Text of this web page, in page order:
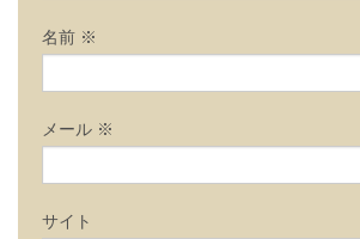
名前 ※
メール ※
サイト